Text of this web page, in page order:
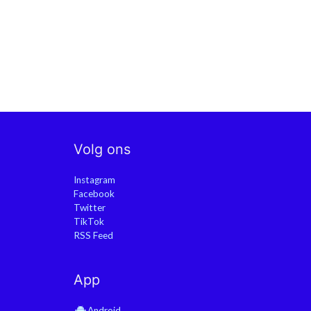
Volg ons
Instagram
Facebook
Twitter
TikTok
RSS Feed
App